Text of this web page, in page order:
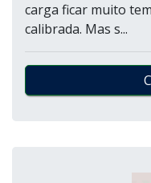
carga ficar muito
calibrada. Mas s...